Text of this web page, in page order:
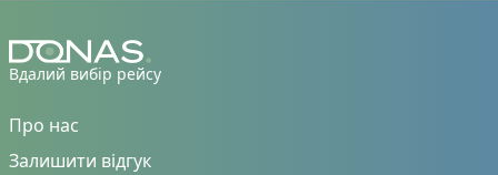
Вдалий вибір рейсу
Про нас
Залишити відгук